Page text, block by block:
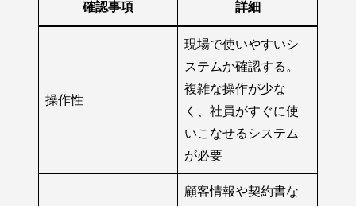
確認事項 詳細
操作性
現場で使いやすいシ
ステムか確認する。
複雑な操作が少な
く、社員がすぐに使
いこなせるシステム
が必要
顧客情報や契約書な